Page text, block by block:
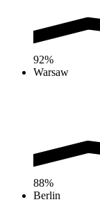
92%
Warsaw
88%
Berlin